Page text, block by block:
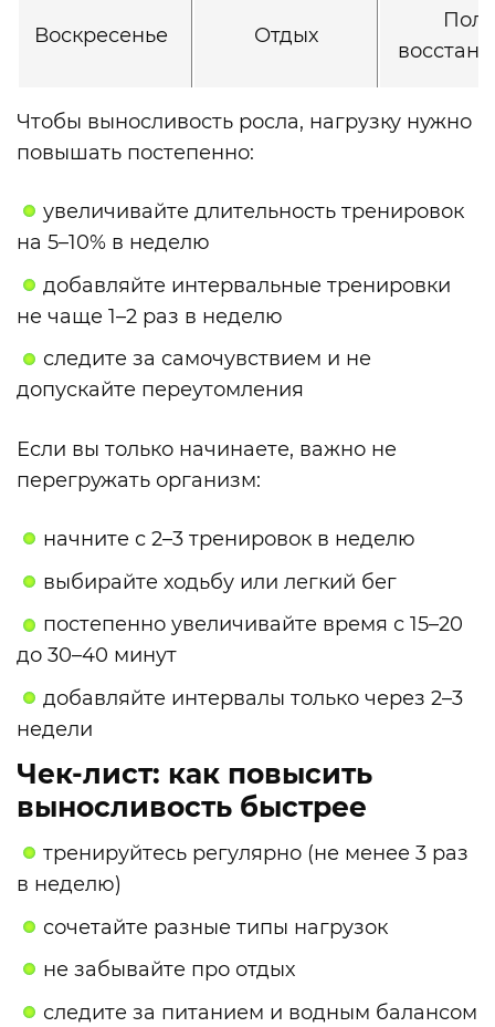
Воскресенье Отдых
Чтобы выносливость росла, нагрузку нужно
повышать постепенно:
увеличивайте длительность тренировок
на 5–10% в неделю
добавляйте интервальные тренировки
не чаще 1–2 раз в неделю
следите за самочувствием и не
допускайте переутомления
Если вы только начинаете, важно не
перегружать организм:
начните с 2–3 тренировок в неделю
выбирайте ходьбу или легкий бег
постепенно увеличивайте время с 15–20
до 30–40 минут
добавляйте интервалы только через 2–3
недели
Чек-лист: как повысить
выносливость быстрее
тренируйтесь регулярно (не менее 3 раз
в неделю)
сочетайте разные типы нагрузок
не забывайте про отдых
следите за питанием и водным балансом